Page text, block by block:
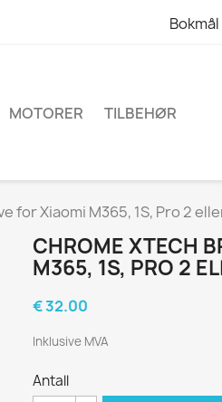
Bokmål
MOTORER TILBEHØR
for Xiaomi M365, 1S, Pro 2
CHROME XTECH
M365, 1S, PRO 2
€ 32.00
Inklusive MVA
Antall